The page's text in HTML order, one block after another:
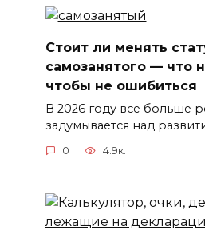
Стоит ли менять
самозанятого — что
чтобы не ошибиться
В 2026 году все больше
задумывается над
0 4.9к.